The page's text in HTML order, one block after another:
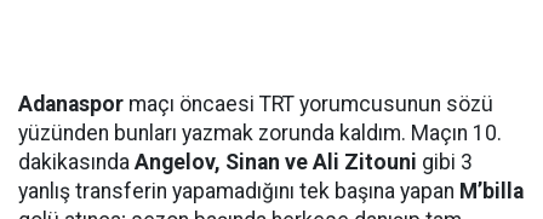
Adanaspor maçı öncaesi TRT yorumcusunun sözü
yüzünden bunları yazmak zorunda kaldım. Maçın 10.
dakikasında Angelov, Sinan ve Ali Zitouni gibi 3
yanlış transferin yapamadığını tek başına yapan M’billa